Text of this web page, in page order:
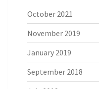
October 2021
November 2019
January 2019
September 2018